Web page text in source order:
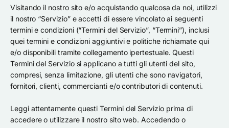
Visitando il nostro sito e/o acquistando qualcosa da noi, utilizzi
il nostro “Servizio” e accetti di essere vincolato ai seguenti
termini e condizioni (“Termini del Servizio”, “Termini”), inclusi
quei termini e condizioni aggiuntivi e politiche richiamate qui
e/o disponibili tramite collegamento ipertestuale. Questi
Termini del Servizio si applicano a tutti gli utenti del sito,
compresi, senza limitazione, gli utenti che sono navigatori,
fornitori, clienti, commercianti e/o contributori di contenuti.
Leggi attentamente questi Termini del Servizio prima di
accedere o utilizzare il nostro sito web. Accedendo o